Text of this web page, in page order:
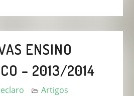
ENSINO
– 2013/2014
Artigos